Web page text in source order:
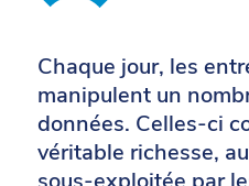
Chaque jour, les
manipulent un
données. Celles-ci
véritable richesse,